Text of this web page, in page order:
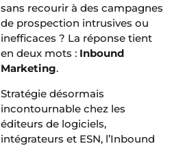
sans recourir à des campagnes
de prospection intrusives ou
inefficaces ? La réponse tient
en deux mots : Inbound
Marketing.
Stratégie désormais
incontournable chez les
éditeurs de logiciels,
intégrateurs et ESN, l’Inbound